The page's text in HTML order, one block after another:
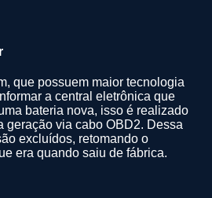
que possuem maior tecnologia
a central eletrônica que
bateria nova, isso é realizado
geração via cabo OBD2. Dessa
excluídos, retomando o
era quando saiu de fábrica.